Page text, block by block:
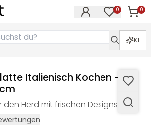
0 0
KI
Italienisch Kochen - 1-
Herd mit frischen Designs!